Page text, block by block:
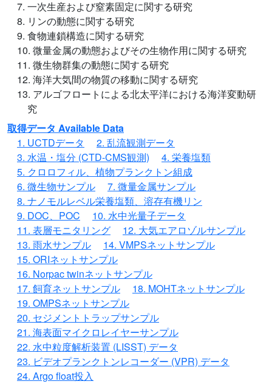
7. 一次生産および窒素固定に関する研究
8. リンの動態に関する研究
9. 食物連鎖構造に関する研究
10. 微量金属の動態およびその生物作用に関する研究
11. 微生物群集の動態に関する研究
12. 海洋大気間の物質の移動に関する研究
13. アルゴフロートによる北太平洋における海洋変動研
究
取得データ Available Data
1. UCTDデータ
2. 乱流観測データ
3. 水温・塩分 (CTD-CMS観測)
4. 栄養塩類
5. クロロフィル、植物プランクトン組成
6. 微生物サンプル
7. 微量金属サンプル
8. ナノモルレベル栄養塩類、溶存有機リン
9. DOC、POC
10. 水中光量子データ
11. 表層モニタリング
12. 大気エアロゾルサンプル
13. 雨水サンプル
14. VMPSネットサンプル
15. ORIネットサンプル
16. Norpac twinネットサンプル
17. 飼育ネットサンプル
18. MOHTネットサンプル
19. OMPSネットサンプル
20. セジメントトラップサンプル
21. 海表面マイクロレイヤーサンプル
22. 水中粒度解析装置 (LISST) データ
23. ビデオプランクトンレコーダー (VPR) データ
24. Argo float投入